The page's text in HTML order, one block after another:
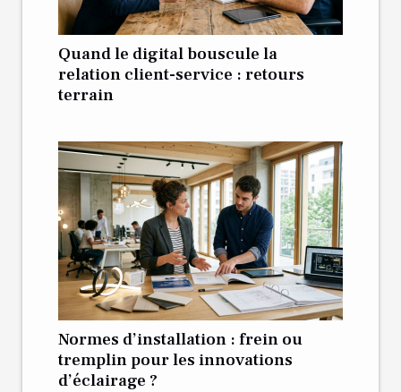
Quand le digital bouscule la
relation client-service : retours
terrain
Normes d’installation : frein ou
tremplin pour les innovations
d’éclairage ?